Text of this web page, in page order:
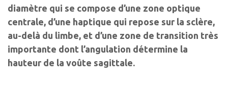
diamètre qui se compose d’une zone optique
centrale, d’une haptique qui repose sur la sclère,
au-delà du limbe, et d’une zone de transition très
importante dont l’angulation détermine la
hauteur de la voûte sagittale.